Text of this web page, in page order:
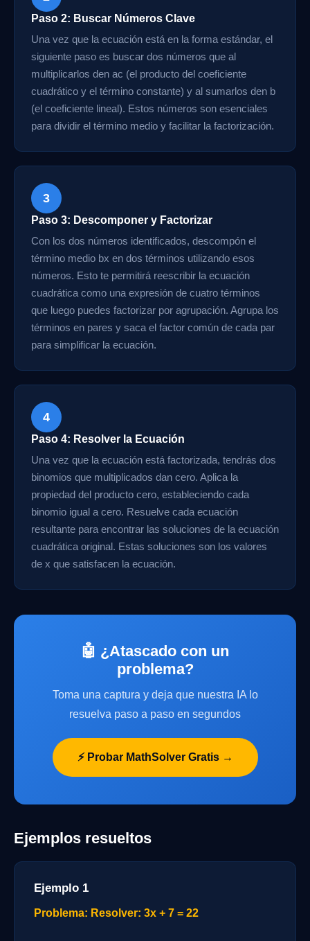
Paso 2: Buscar Números Clave
Una vez que la ecuación está en la forma estándar, el
siguiente paso es buscar dos números que al
multiplicarlos den ac (el producto del coeficiente
cuadrático y el término constante) y al sumarlos den b
(el coeficiente lineal). Estos números son esenciales
para dividir el término medio y facilitar la factorización.
3
Paso 3: Descomponer y Factorizar
Con los dos números identificados, descompón el
término medio bx en dos términos utilizando esos
números. Esto te permitirá reescribir la ecuación
cuadrática como una expresión de cuatro términos
que luego puedes factorizar por agrupación. Agrupa los
términos en pares y saca el factor común de cada par
para simplificar la ecuación.
4
Paso 4: Resolver la Ecuación
Una vez que la ecuación está factorizada, tendrás dos
binomios que multiplicados dan cero. Aplica la
propiedad del producto cero, estableciendo cada
binomio igual a cero. Resuelve cada ecuación
resultante para encontrar las soluciones de la ecuación
cuadrática original. Estas soluciones son los valores
de x que satisfacen la ecuación.
🤖 ¿Atascado con un
problema?
Toma una captura y deja que nuestra IA lo
resuelva paso a paso en segundos
⚡ Probar MathSolver Gratis →
Ejemplos resueltos
Ejemplo 1
Problema: Resolver: 3x + 7 = 22